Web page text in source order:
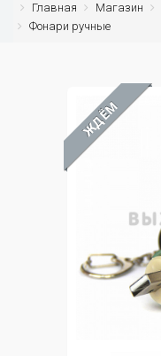
Главная Магазин
Фонари ручные
ЖДЁМ